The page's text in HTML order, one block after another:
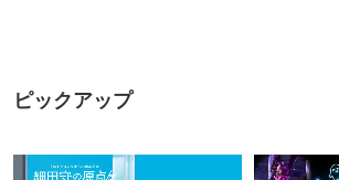
ピックアップ